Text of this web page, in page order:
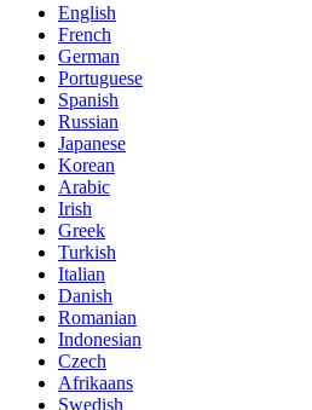
English
French
German
Portuguese
Spanish
Russian
Japanese
Korean
Arabic
Irish
Greek
Turkish
Italian
Danish
Romanian
Indonesian
Czech
Afrikaans
Swedish